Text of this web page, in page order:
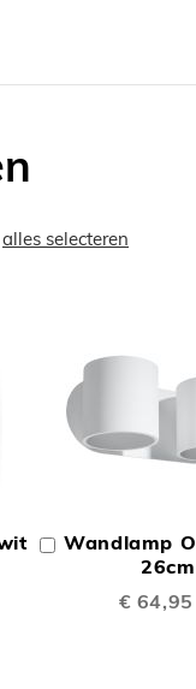
alles selecteren
Wandlamp
26cm
€ 64,95
In
Winkelwagen